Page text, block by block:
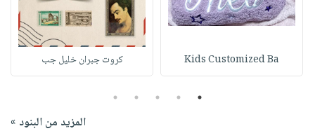
Kids Customized Ba كروت جبران خليل جب
1
2
3
4
5
المزيد من البنود »